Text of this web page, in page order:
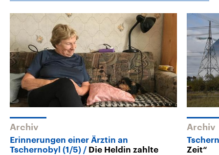
Archiv
Erinnerungen einer Ärztin an
Tschernobyl (1/5)
Die Heldin zahlte
Archiv
Zeit“